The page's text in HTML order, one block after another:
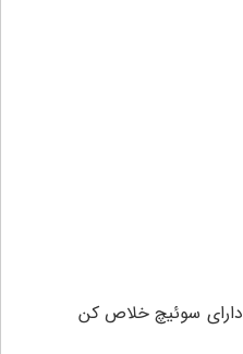
ولتاژ کاری جک بتا فاب ۲۲۰ ولت و توان مصرفی آن ۲۵۰ وات میباشد که قادر به جابجایی هرلنگه درب پارکینگ با وزن ۳۵۰ کیلوگرم است. جک پارکینگی بتا فاب ۴۰۰ دارای سوئیچ خلاص کن